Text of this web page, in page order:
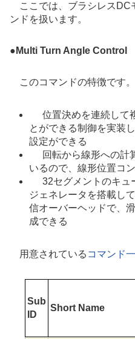
ここでは、ブラシレスDC
ンドを扱います。
● Multi Turn Angle Control
このコマンドの特徴です。
位置決めを連続して
とができる制御を実装
設定ができる
回転から線形への計
いるので、線形位置コ
32セグメントのキュ
ジェネレータを搭載し
信オーバーヘッドで、
成できる
用意されている コマンド
Sub
ID
Short Name